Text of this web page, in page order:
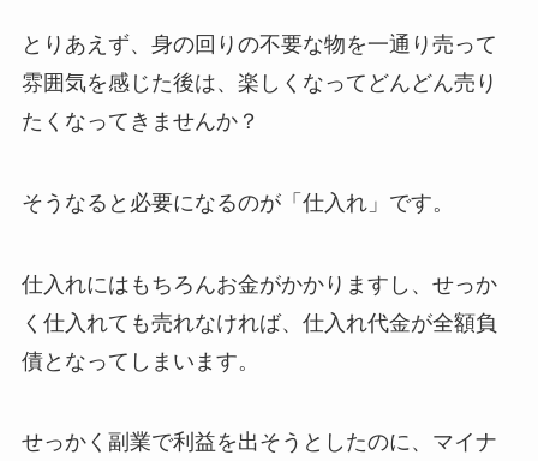
とりあえず、身の回りの不要な物を一通り売って
雰囲気を感じた後は、楽しくなってどんどん売り
たくなってきませんか？
そうなると必要になるのが「仕入れ」です。
仕入れにはもちろんお金がかかりますし、せっか
く仕入れても売れなければ、仕入れ代金が全額負
債となってしまいます。
せっかく副業で利益を出そうとしたのに、マイナ